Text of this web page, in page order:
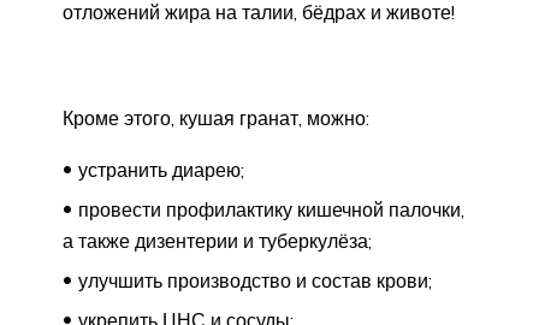
отложений жира на талии, бёдрах и животе!
Кроме этого, кушая гранат, можно:
устранить диарею;
провести профилактику кишечной палочки,
а также дизентерии и туберкулёза;
улучшить производство и состав крови;